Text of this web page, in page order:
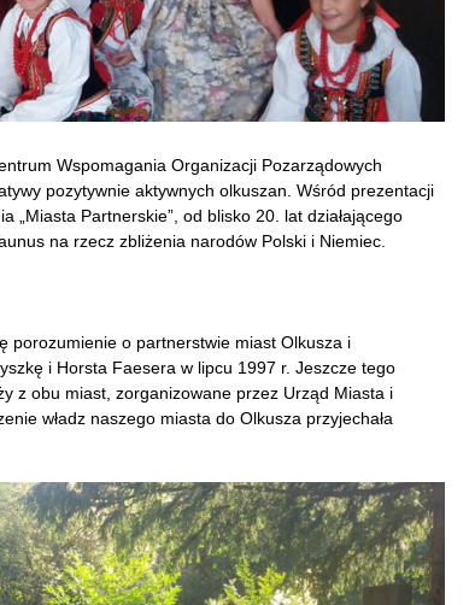
Wspomagania Organizacji Pozarządowych
pozytywnie aktywnych olkuszan. Wśród prezentacji
„Miasta Partnerskie”, od blisko 20. lat działającego
na rzecz zbliżenia narodów Polski i Niemiec.
porozumienie o partnerstwie miast Olkusza i
i Horsta Faesera w lipcu 1997 r. Jeszcze tego
z obu miast, zorganizowane przez Urząd Miasta i
władz naszego miasta do Olkusza przyjechała